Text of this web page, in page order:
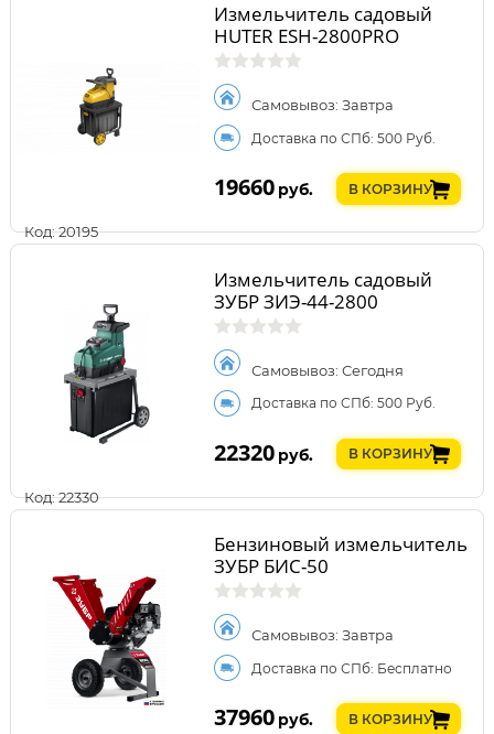
Код: 20195
Измельчитель садовый
HUTER ESH-2800PRO
Самовывоз: Завтра
Доставка по СПб: 500 Руб.
19660 руб. В КОРЗИНУ
Код: 22330
Измельчитель садовый
ЗУБР ЗИЭ-44-2800
Самовывоз: Сегодня
Доставка по СПб: 500 Руб.
22320 руб. В КОРЗИНУ
Бензиновый измельчитель
ЗУБР БИС-50
Самовывоз: Завтра
Доставка по СПб: Бесплатно
37960 руб. В КОРЗИНУ